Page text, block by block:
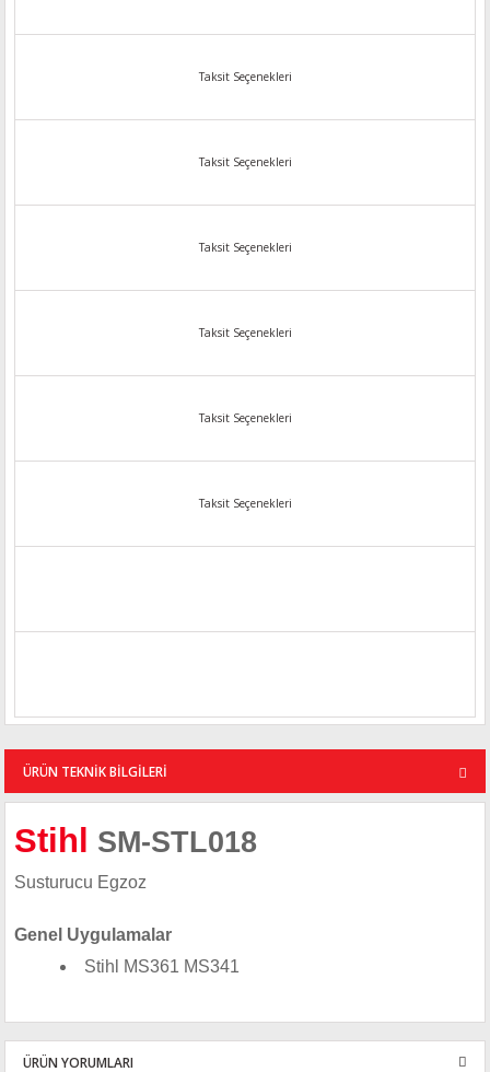
Taksit Seçenekleri
Taksit Seçenekleri
Taksit Seçenekleri
Taksit Seçenekleri
Taksit Seçenekleri
Taksit Seçenekleri
ÜRÜN TEKNİK BİLGİLERİ
Stihl SM-STL018
Susturucu Egzoz
Genel Uygulamalar
Stihl MS361 MS341
ÜRÜN YORUMLARI